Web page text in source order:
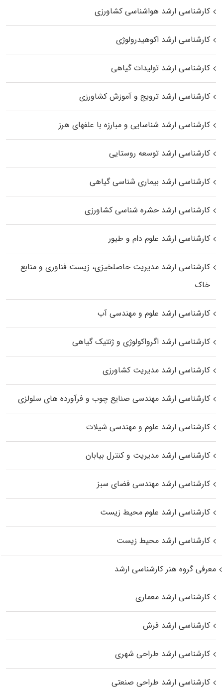
کارشناسی ارشد هواشناسی کشاورزی
کارشناسی ارشد اکوهیدرولوژی
کارشناسی ارشد تولیدات گیاهی
کارشناسی ارشد ترویج و آموزش کشاورزی
کارشناسی ارشد شناسایی و مبارزه با علفهای هرز
کارشناسی ارشد توسعه روستایی
کارشناسی ارشد بیماری‌ شناسی گیاهی
کارشناسی ارشد حشره‌ شناسی کشاورزی
کارشناسی ارشد علوم دام و طیور
کارشناسی ارشد مدیریت حاصلخیزی، زیست فناوری و منابع
خاک
کارشناسی ارشد علوم و مهندسی آب
کارشناسی ارشد اگرواکولوژی و ژنتیک گیاهی
کارشناسی ارشد مدیریت کشاورزی
کارشناسی ارشد مهندسی صنایع چوب و فرآورده‌ های سلولزی
کارشناسی ارشد علوم و مهندسی شیلات
کارشناسی ارشد مدیریت و کنترل بیابان
کارشناسی ارشد مهندسی فضای سبز
کارشناسی ارشد علوم محیط‌ زیست
کارشناسی ارشد محیط زیست
معرفی گروه هنر کارشناسی ارشد
کارشناسی ارشد معماری
کارشناسی ارشد فرش
کارشناسی ارشد طراحی شهری
کارشناسی ارشد طراحی صنعتی